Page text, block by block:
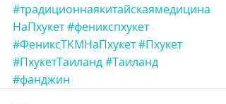
#традиционнаякитайскаямедицина
НаПхукет#феникспхукет
#ФениксТКМНаПхукет#Пхукет
#ПхукетТаиланд#Таиланд
#фанджин